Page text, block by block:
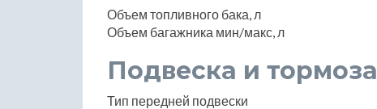
Объем топливного бака, л
Объем багажника мин/макс, л
Подвеска и тормоза
Тип передней подвески